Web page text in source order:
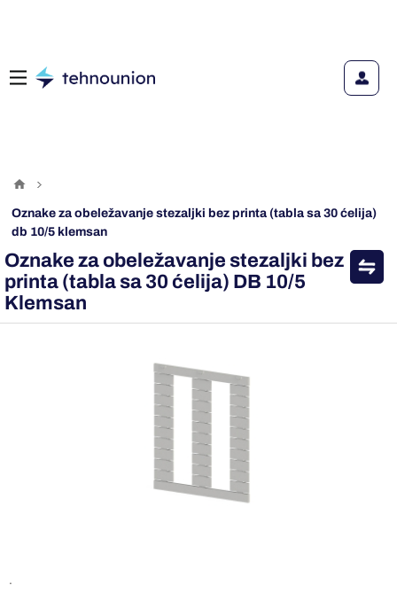
oznake za obeležavanje stezaljki bez printa (tabla sa 30 ćelija)
db 10/5 klemsan
Oznake za obeležavanje stezaljki bez
printa (tabla sa 30 ćelija) DB 10/5
Klemsan
.